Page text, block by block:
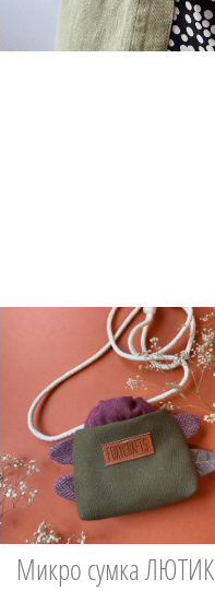
Микро сумка ЛЮТИК